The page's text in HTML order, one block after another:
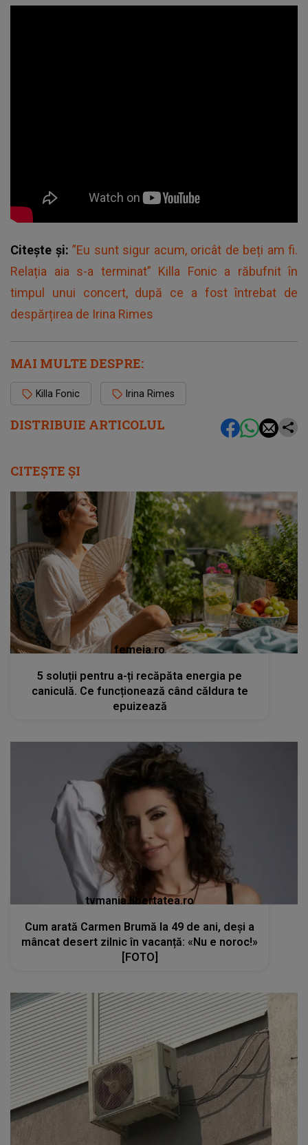
DISTRIBUIE ARTICOLUL
Citește și: ”Eu sunt sigur acum, oricât de beți am fi.
Relația aia s-a terminat” Killa Fonic a răbufnit în
timpul unui concert, după ce a fost întrebat de
despărțirea de Irina Rimes
MAI MULTE DESPRE:
Killa Fonic Irina Rimes
CITEȘTE ȘI
femeia.ro
5 soluții pentru a-ți recăpăta energia pe
caniculă. Ce funcționează când căldura te
epuizează
tvmania.libertatea.ro
Cum arată Carmen Brumă la 49 de ani, deși a
mâncat desert zilnic în vacanță: «Nu e noroc!»
[FOTO]